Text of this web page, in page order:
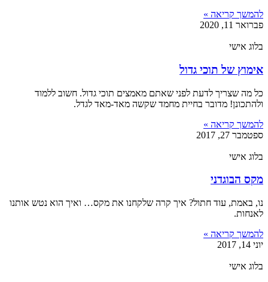
להמשך קריאה »
פברואר 11, 2020
בלוג אישי
אימוץ של תוכי גדול
כל מה שצריך לדעת לפני שאתם מאמצים תוכי גדול. חשוב ללמוד
ולהתכונן! מדובר בחיית מחמד שקשה מאד-מאד לגדל.
להמשך קריאה »
ספטמבר 27, 2017
בלוג אישי
מקס הבוגדני
נו, באמת, עוד חתול? איך קרה שלקחנו את מקס… ואיך הוא נטש אותנו
לאנחות.
להמשך קריאה »
יוני 14, 2017
בלוג אישי